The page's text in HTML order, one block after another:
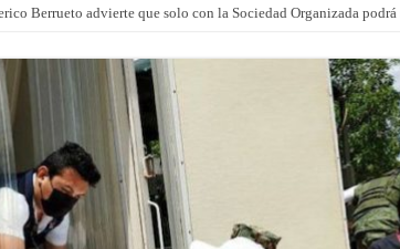
Berrueto advierte que solo con la Sociedad Organizada podrá